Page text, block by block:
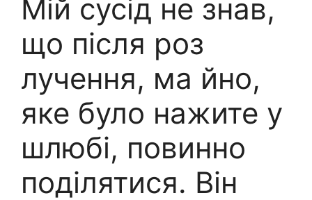
Мій сусід не знав,
що після роз
лучення, ма йно,
яке було нажите у
шлюбі, повинно
поділятися. Він